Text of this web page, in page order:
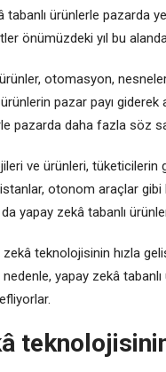
tabanlı ürünlerle pazarda
önümüzdeki yıl bu
otomasyon,
ürünlerin pazar payı
pazarda daha fazla söz
ve ürünleri, tüketicilerin
otonom araçlar gibi
yapay zekâ tabanlı
teknolojisinin hızla
yapay zekâ tabanlı